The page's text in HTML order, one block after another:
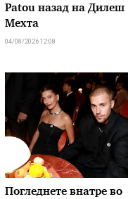
Patou назад на Дилеш
Мехта
04/08/2026 12:08
Погледнете внатре во